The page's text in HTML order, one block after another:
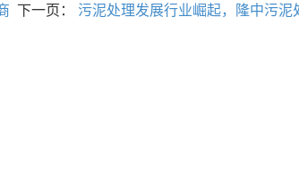
下一页： 污泥处理发展行业崛起，隆中污泥